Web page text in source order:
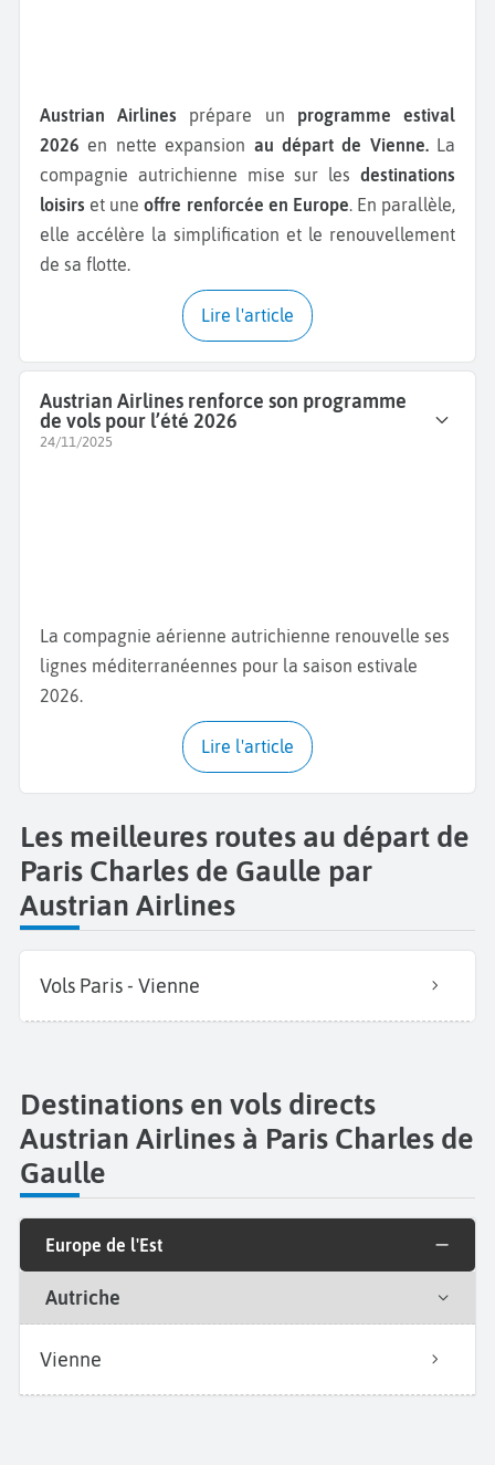
Austrian Airlines prépare un programme estival
2026 en nette expansion au départ de Vienne.La
compagnie autrichienne mise sur les destinations
loisirs et uneoffre renforcée en Europe. En parallèle,
elle accélère la simplification et le renouvellement
de sa flotte.
Lire l'article
Austrian Airlines renforce son programme
de vols pour l’été 2026
24/11/2025
La compagnie aérienne autrichienne renouvelle ses
lignes méditerranéennes pour la saison estivale
2026.
Lire l'article
Les meilleures routes au départ de
Paris Charles de Gaulle par
Austrian Airlines
Vols Paris - Vienne
Destinations en vols directs
Austrian Airlines à Paris Charles de
Gaulle
Europe de l'Est
Autriche
Vienne